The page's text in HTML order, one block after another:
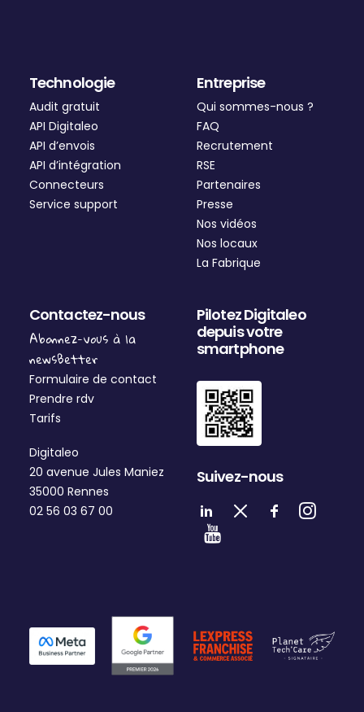
Technologie
Audit gratuit
API Digitaleo
API d’envois
API d’intégration
Connecteurs
Service support
Entreprise
Qui sommes-nous ?
FAQ
Recrutement
RSE
Partenaires
Presse
Nos vidéos
Nos locaux
La Fabrique
Contactez-nous
Abonnez-vous à la
newsBetter
Formulaire de contact
Prendre rdv
Tarifs
Digitaleo
20 avenue Jules Maniez
35000 Rennes
02 56 03 67 00
Pilotez Digitaleo
depuis votre
smartphone
Suivez-nous